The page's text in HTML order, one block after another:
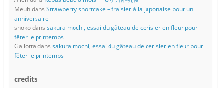
Meuhdans Strawberry shortcake – fraisier à la japonaise pour un
anniversaire
shokodans sakura mochi, essai du gâteau de cerisier en fleur pour
fêter le printemps
Gallotta dans sakura mochi, essai du gâteau de cerisier en fleur pour
fêter le printemps
credits